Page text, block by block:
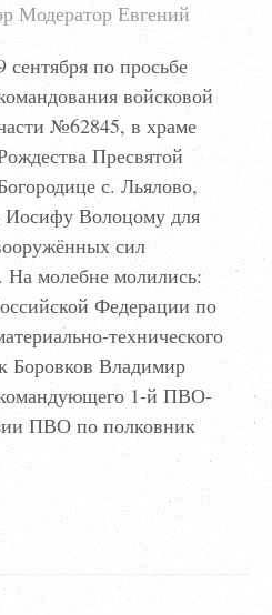
Модератор Евгений
сентября по просьбе
войсковой
№62845, в храме
Пресвятой
с. Льялово,
Иосифу Волоцому для
сил
На молебне молились:
Федерации по
технического
Боровков Владимир
1-й ПВО-
ПВО по полковник